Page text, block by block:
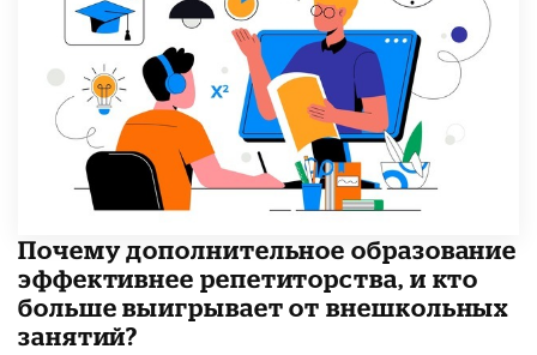
​Почему дополнительное образование
эффективнее репетиторства, и кто
больше выигрывает от внешкольных
занятий?